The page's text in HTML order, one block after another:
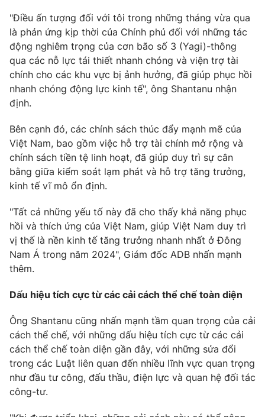
"Điều ấn tượng đối với tôi trong những tháng vừa qua
là phản ứng kịp thời của Chính phủ đối với những tác
động nghiêm trọng của cơn bão số 3 (Yagi)-thông
qua các nỗ lực tái thiết nhanh chóng và viện trợ tài
chính cho các khu vực bị ảnh hưởng, đã giúp phục hồi
nhanh chóng động lực kinh tế", ông Shantanu nhận
định.
Bên cạnh đó, các chính sách thúc đẩy mạnh mẽ của
Việt Nam, bao gồm việc hỗ trợ tài chính mở rộng và
chính sách tiền tệ linh hoạt, đã giúp duy trì sự cân
bằng giữa kiểm soát lạm phát và hỗ trợ tăng trưởng,
kinh tế vĩ mô ổn định.
"Tất cả những yếu tố này đã cho thấy khả năng phục
hồi và thích ứng của Việt Nam, giúp Việt Nam duy trì
vị thế là nền kinh tế tăng trưởng nhanh nhất ở Đông
Nam Á trong năm 2024", Giám đốc ADB nhấn mạnh
thêm.
Dấu hiệu tích cực từ các cải cách thể chế toàn diện
Ông Shantanu cũng nhấn mạnh tầm quan trọng của cải
cách thể chế, với những dấu hiệu tích cực từ các cải
cách thể chế toàn diện gần đây, với những sửa đổi
trong các Luật liên quan đến nhiều lĩnh vực quan trọng
như đầu tư công, đấu thầu, điện lực và quan hệ đối tác
công-tư.